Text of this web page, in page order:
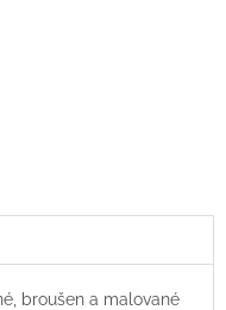
broušen a malované